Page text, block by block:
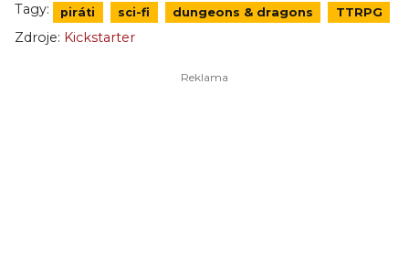
Tagy: piráti sci-fi dungeons & dragons TTRPG
Zdroje: Kickstarter